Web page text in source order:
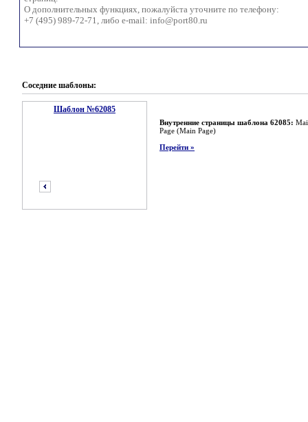
О дополнительных функциях, пожалуйста уточните по телефону:
+7 (495) 989-72-71, либо e-mail: info@port80.ru
Соседние шаблоны:
Шаблон №62085
Внутренние страницы шаблона 62085:
Page (Main Page)
Перейти »